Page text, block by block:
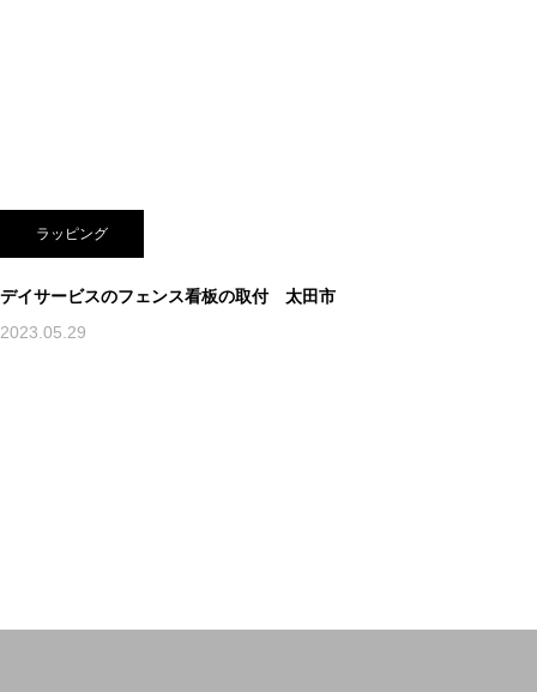
ラッピング
デイサービスのフェンス看板の取付 太田市
2023.05.29